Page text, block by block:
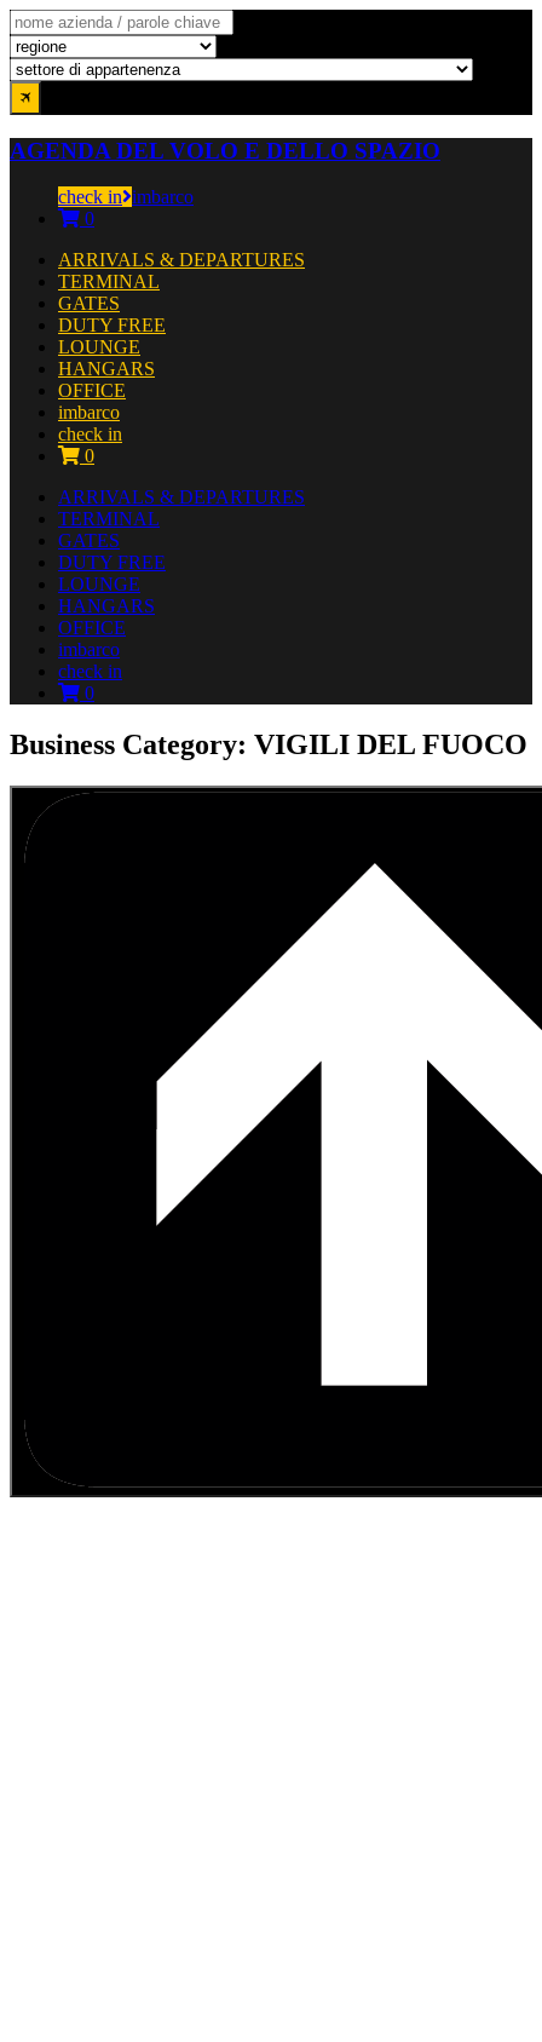
AGENDA DEL VOLO E DELLO SPAZIO
check in imbarco
0
ARRIVALS & DEPARTURES
TERMINAL
GATES
DUTY FREE
LOUNGE
HANGARS
OFFICE
imbarco
check in
0
ARRIVALS & DEPARTURES
TERMINAL
GATES
DUTY FREE
LOUNGE
HANGARS
OFFICE
imbarco
check in
0
Business Category: VIGILI DEL FUOCO